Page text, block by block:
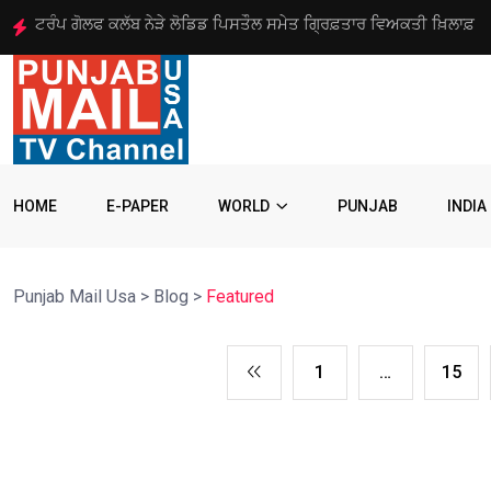
ਅਮਰੀਕਾ ਵੱਲੋਂ ਨਸ਼ਾ ਤਸਕਰੀ ਗਿਰੋਹ ਦੇ 8 ਆਗੂਆਂ ‘ਤੇ 10
HOME E-PAPER WORLD PUNJAB INDIA
Punjab Mail Usa > Blog > Featured
1 … 15